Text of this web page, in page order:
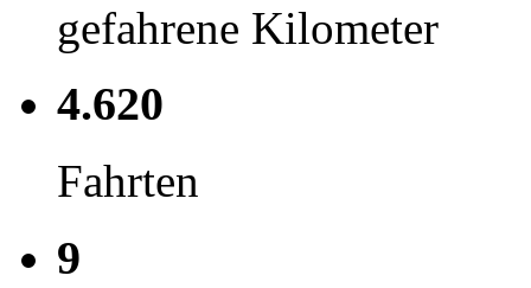
gefahrene Kilometer
4.620
Fahrten
9